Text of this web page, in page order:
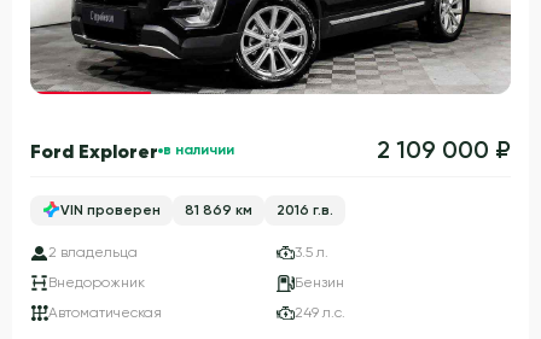
Гарантия 3 года
Ford Explorer в наличии 2 109 000 ₽
VIN проверен 81 869 км 2016 г.в.
2 владельца
3.5 л.
Внедорожник
Бензин
Автоматическая
249 л.с.